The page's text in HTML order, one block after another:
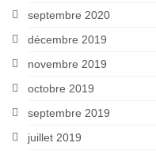
septembre 2020
décembre 2019
novembre 2019
octobre 2019
septembre 2019
juillet 2019